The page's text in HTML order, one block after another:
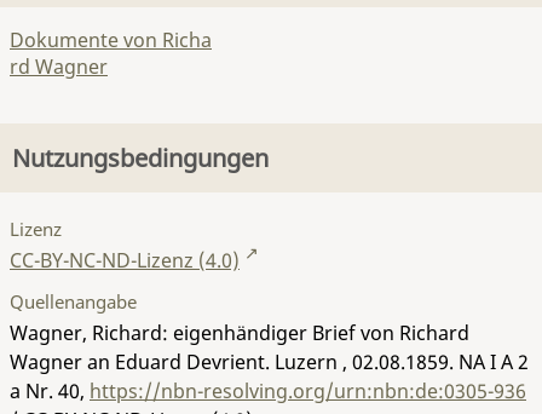
Dokumente von Richa
rd Wagner
Nutzungsbedingungen
Lizenz
CC-BY-NC-ND-Lizenz (4.0)
Quellenangabe
Wagner, Richard: eigenhändiger Brief von Richard
Wagner an Eduard Devrient. Luzern , 02.08.1859. NA I A 2
a Nr. 40, https://nbn-resolving.org/urn:nbn:de:0305-936